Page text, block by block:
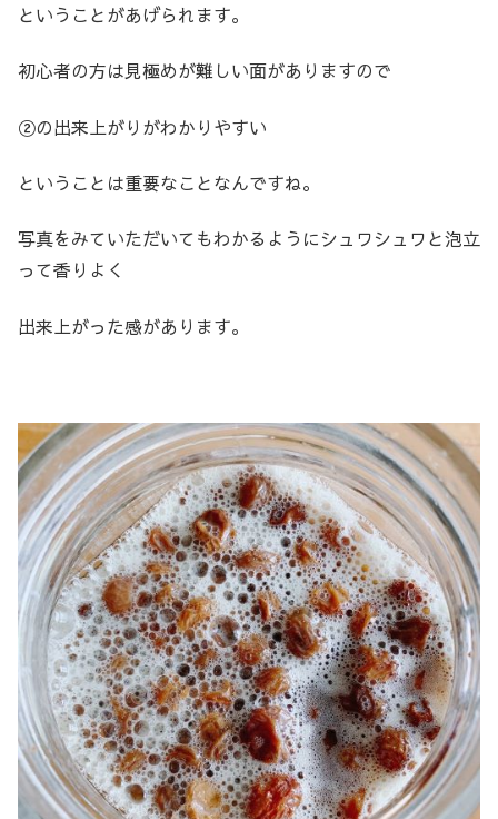
ということがあげられます。
初心者の方は見極めが難しい面がありますので
②の出来上がりがわかりやすい
ということは重要なことなんですね。
写真をみていただいてもわかるようにシュワシュワと泡立
って香りよく
出来上がった感があります。